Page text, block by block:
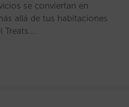
se conviertan en
allá de tus habitaciones
Treats.…